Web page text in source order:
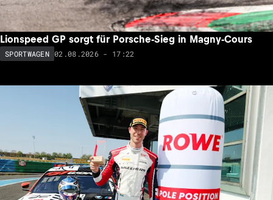
Lionspeed GP sorgt für Porsche-Sieg in Magny-Cours
SPORTWAGEN 02.08.2026 - 17:22